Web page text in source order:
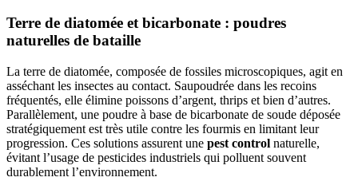
Terre de diatomée et bicarbonate : poudres
naturelles de bataille
La terre de diatomée, composée de fossiles microscopiques, agit en
asséchant les insectes au contact. Saupoudrée dans les recoins
fréquentés, elle élimine poissons d’argent, thrips et bien d’autres.
Parallèlement, une poudre à base de bicarbonate de soude déposée
stratégiquement est très utile contre les fourmis en limitant leur
progression. Ces solutions assurent une pest control naturelle,
évitant l’usage de pesticides industriels qui polluent souvent
durablement l’environnement.